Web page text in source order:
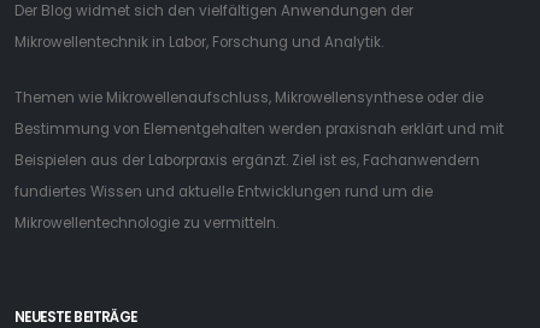
Der Blog widmet sich den vielfältigen Anwendungen der
Mikrowellentechnik in Labor, Forschung und Analytik.
Themen wie Mikrowellenaufschluss, Mikrowellensynthese oder die
Bestimmung von Elementgehalten werden praxisnah erklärt und mit
Beispielen aus der Laborpraxis ergänzt. Ziel ist es, Fachanwendern
fundiertes Wissen und aktuelle Entwicklungen rund um die
Mikrowellentechnologie zu vermitteln.
NEUESTE BEITRÄGE